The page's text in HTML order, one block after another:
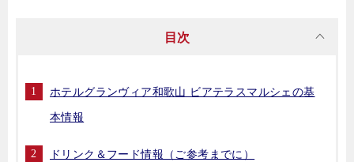
目次
ホテルグランヴィア和歌山 ビアテラスマルシェの基
本情報
ドリンク＆フード情報（ご参考までに）